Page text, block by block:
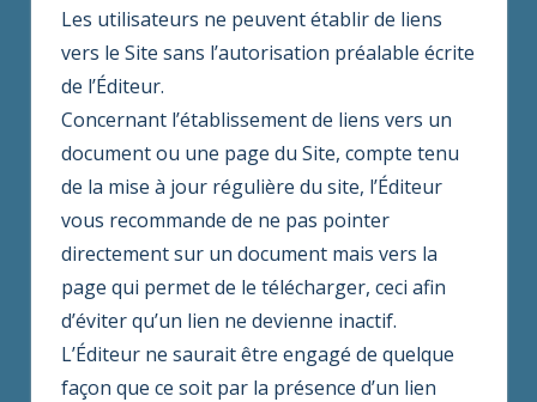
Les utilisateurs ne peuvent établir de liens
vers le Site sans l’autorisation préalable écrite
de l’Éditeur.
Concernant l’établissement de liens vers un
document ou une page du Site, compte tenu
de la mise à jour régulière du site, l’Éditeur
vous recommande de ne pas pointer
directement sur un document mais vers la
page qui permet de le télécharger, ceci afin
d’éviter qu’un lien ne devienne inactif.
L’Éditeur ne saurait être engagé de quelque
façon que ce soit par la présence d’un lien